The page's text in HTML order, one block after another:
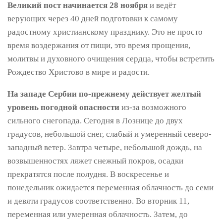
Великий пост начинается 28 ноября и ведёт
верующих через 40 дней подготовки к самому
радостному христианскому празднику. Это не просто
время воздержания от пищи, это время прощения,
молитвы и духовного очищения сердца, чтобы встретить
Рождество Христово в мире и радости.
На западе Сербии по-прежнему действует желтый
уровень погодной опасности из-за возможного
сильного снегопада. Сегодня в Лознице до двух
градусов, небольшой снег, слабый и умеренный северо-
западный ветер. Завтра четыре, небольшой дождь, на
возвышенностях ляжет снежный покров, осадки
прекратятся после полудня. В воскресенье и
понедельник ожидается переменная облачность до семи
и девяти градусов соответственно. Во вторник 11,
переменная или умеренная облачность. Затем, до